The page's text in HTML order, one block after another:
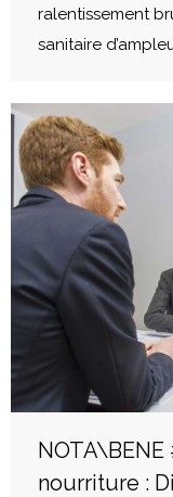
ralentissement
sanitaire
NOTA\BENE
nourriture :